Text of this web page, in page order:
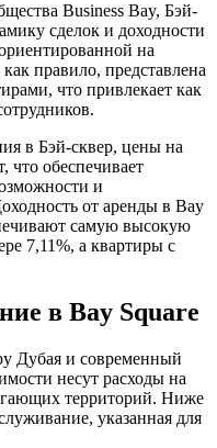
Business Bay, Бэй-
сделок и доходности
на
правило, представлена
что привлекает как
в Бэй-сквер, цены на
что обеспечивает
и
от аренды в Bay
самую высокую
7,11%, а квартиры с
в Bay Square
Дубая и современный
несут расходы на
территорий. Ниже
указанная для